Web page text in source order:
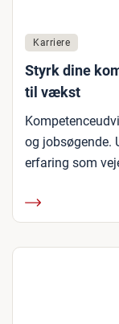
Karriere
Styrk dine
til vækst
og jobsøgende.
erfaring som